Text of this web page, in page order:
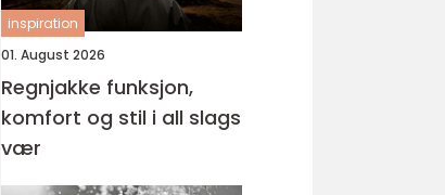
inspiration
01. August 2026
Regnjakke funksjon,
komfort og stil i all slags
vær